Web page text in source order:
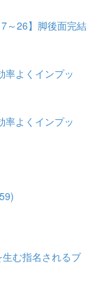
～26】脚後面完結
率よくインプッ
率よくインプッ
む指名されるブ